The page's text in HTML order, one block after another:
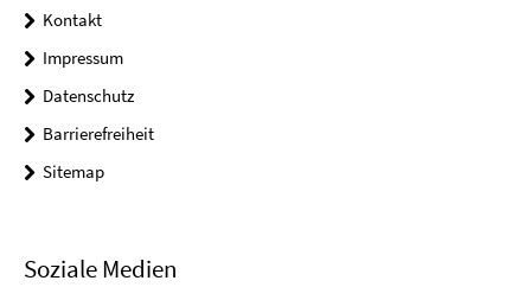
Kontakt
Impressum
Datenschutz
Barrierefreiheit
Sitemap
Soziale Medien